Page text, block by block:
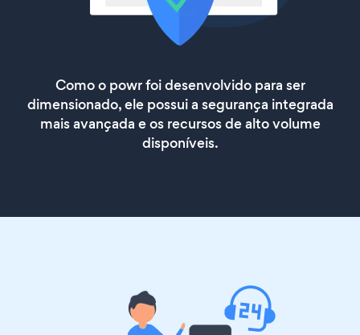
Como o powr foi desenvolvido para ser
dimensionado, ele possui a segurança integrada
mais avançada e os recursos de alto volume
disponíveis.